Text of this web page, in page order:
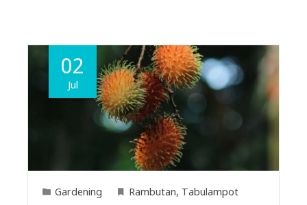
02
Jul
Gardening Rambutan, Tabulampot